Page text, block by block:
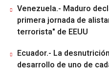
Venezuela.- Maduro
primera jornada de
terrorista" de EEUU
Ecuador.- La
desarrollo de uno de